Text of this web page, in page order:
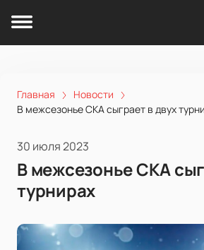
Главная
Новости
В межсезонье СКА сыграет в двух
30 июля 2023
В межсезонье СКА
турнирах